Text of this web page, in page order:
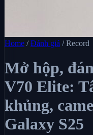
Home / Đánh giá / Record
Mở hộp,
V70 Elite:
khủng,
Galaxy S25